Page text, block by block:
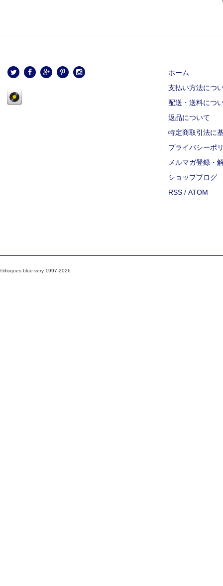
ホーム
支払い方法につ
配送・送料につ
返品について
特定商取引法に
プライバシーポ
メルマガ登録・
ショップブログ
RSS / ATOM
©disques blue-very 1997-2026